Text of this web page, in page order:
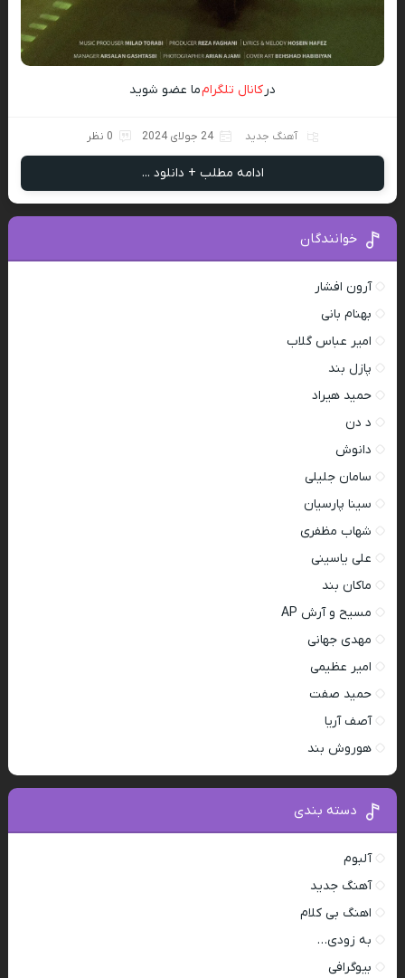
درکانال تلگرامما عضو شوید
آهنگ جدید 24 جولای 2024 0 نظر
ادامه مطلب + دانلود ...
خوانندگان
آرون افشار
بهنام بانی
امیر عباس گلاب
پازل بند
حمید هیراد
د دن
دانوش
سامان جلیلی
سینا پارسیان
شهاب مظفری
علی یاسینی
ماکان بند
مسیح و آرش AP
مهدی جهانی
امیر عظیمی
حمید صفت
آصف آریا
هوروش بند
دسته بندی
آلبوم
آهنگ جدید
اهنگ بی کلام
به زودی…
بیوگرافی